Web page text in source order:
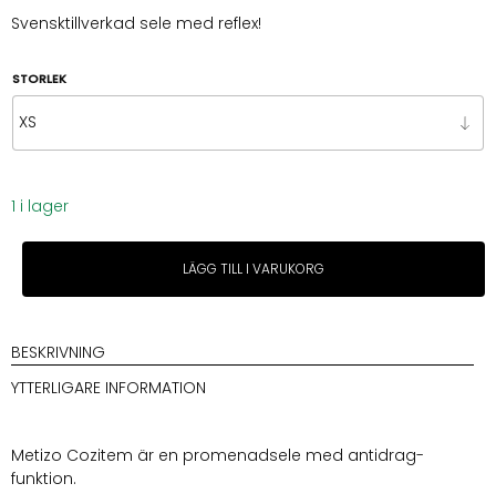
Svensktillverkad sele med reflex!
STORLEK
1 i lager
Metizo
Sele
mängd
LÄGG TILL I VARUKORG
BESKRIVNING
YTTERLIGARE INFORMATION
Metizo Cozitem är en promenadsele med antidrag-
funktion.